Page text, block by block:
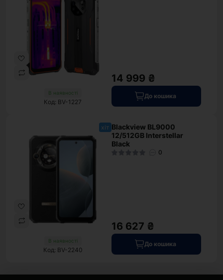
В наявності
Код: BV-1227
14 999 ₴
До кошика
хіт
В наявності
Код: BV-2240
Blackview BL9000
12/512GB Interstellar
Black
0
16 627 ₴
До кошика